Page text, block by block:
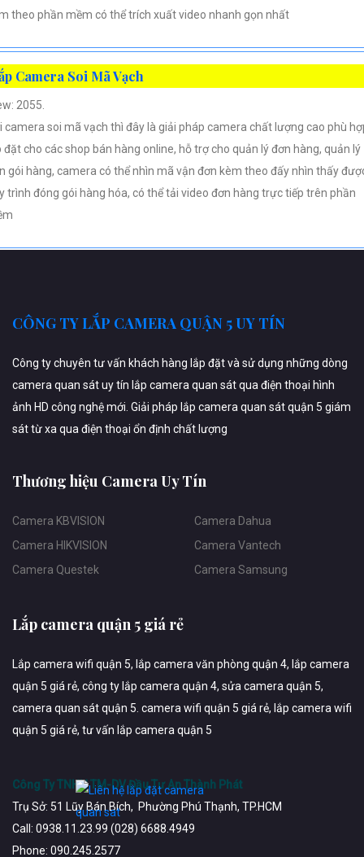
theo phần mềm có thể trích xuất video nhanh gọn nhất
Camera Soi Mã Vạch
2055.
camera soi mã vạch thì đây là giải pháp camera chất lượng cao phù
đặt cho các shop bán hàng online, hỗ trợ cho quản lý đơn hàng, quản lý
gói hàng, camera có thể nhìn mã vận đơn kèm theo đấy nhìn thấy
trình đóng gói hàng hóa, có thể tải video đơn hàng trực tiếp trên phần
CÔNG TY LẮP CAMERA QUẬN 5 UY TÍN
Công ty chuyên tư vấn khách hàng lắp đặt và sử dụng những dòng
camera quan sát uy tín lắp camera quan sát qua điện thoại hình
ảnh HD công nghệ mới. Giải pháp lắp camera quan sát quận 5 giám
sát từ xa qua điện thoại ổn định chất lượng
Thương hiệu Camera Uy Tín
Camera KBVISION
Camera HIKVISION
Camera Questek
Camera Dahua
Camera Vantech
Camera Samsung
Lắp camera quận 5 giá rẻ
Lắp camera wifi quận 5, lắp camera văn phòng quận 4, lắp camera
quận 5 giá rẻ, công ty lắp camera quận 4, sửa camera quận 5,
camera quan sát quận 5. camera wifi quận 5 giá rẻ, lắp camera wifi
quận 5 giá rẻ, tư vấn lắp camera quận 5
Công Ty TNHH TM-DV Đầu Tư An Thành Phát
Trụ Sở: 51 Lũy Bán Bích, Phường Phú Thạnh, TP.HCM
Call: 0938.11.23.99 (028) 6688.4949
Phone: 090.245.2577